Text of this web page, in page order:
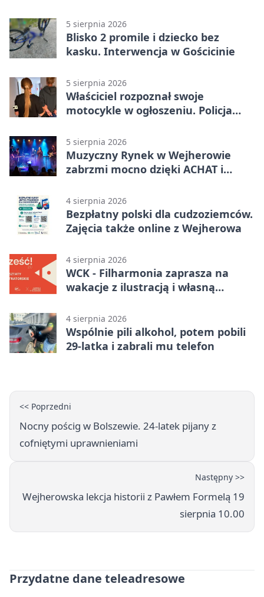
5 sierpnia 2026
Blisko 2 promile i dziecko bez
kasku. Interwencja w Gościcinie
5 sierpnia 2026
Właściciel rozpoznał swoje
motocykle w ogłoszeniu. Policja
5 sierpnia 2026
Muzyczny Rynek w Wejherowie
zabrzmi mocno dzięki ACHAT i
4 sierpnia 2026
Bezpłatny polski dla cudzoziemców.
Zajęcia także online z Wejherowa
4 sierpnia 2026
WCK - Filharmonia zaprasza na
wakacje z ilustracją i własną
4 sierpnia 2026
Wspólnie pili alkohol, potem pobili
29-latka i zabrali mu telefon
<< Poprzedni
Nocny pościg w Bolszewie. 24-latek pijany z
cofniętymi uprawnieniami
Następny >>
Wejherowska lekcja historii z Pawłem Formelą 19
sierpnia 10.00
Przydatne dane teleadresowe